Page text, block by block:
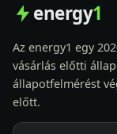
energy1
Az energy1 egy
vásárlás előtti
állapotfelmérést
előtt.